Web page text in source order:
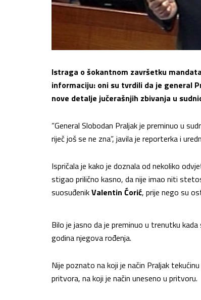
Istraga o šokantnom završetku
informaciju: oni su tvrdili da je general
nove detalje jučerašnjih zbivanja u
”General Slobodan Praljak je preminuo u
riječ još se ne zna”, javila je reporterka i
Ispričala je kako je doznala od nekoliko
stigao prilično kasno, da nije imao niti
suosuđenikValentin Ćorić, prije nego su
Bilo je jasno da je preminuo u trenutku
godina njegova rođenja.
Nije poznato na koji je način Praljak
pritvora, na koji je način uneseno u pritvoru.